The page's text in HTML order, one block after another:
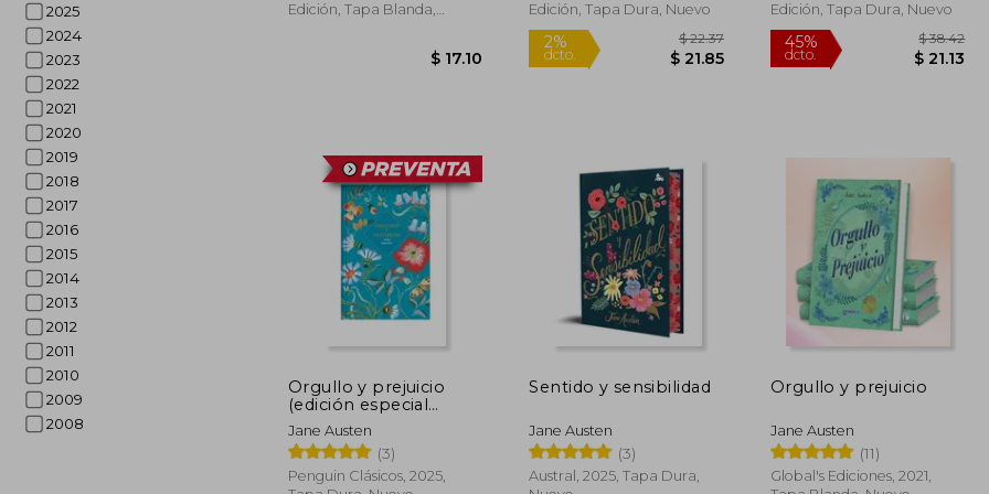
2025
2024
2023
2022
2021
2020
2019
2018
2017
2016
2015
2014
2013
2012
2011
2010
2009
2008
Edición, Tapa Blanda,
$ 17.10
Edición, Tapa Dura, Nuevo
2%
dcto.
$ 22.37
$ 21.85
Edición, Tapa Dura, Nuevo
dcto.
Orgullo y prejuicio
(edición especial
limitada)
Jane Austen
(3)
Penguin Clásicos, 2025,
Sentido y sensibilidad
Jane Austen
(3)
Austral, 2025, Tapa Dura,
Orgullo y prejuicio
Jane Austen
(11)
Global's Ediciones, 2021,